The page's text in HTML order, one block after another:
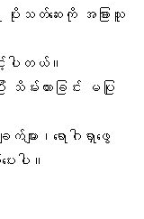
သတ်ဆေးကို အခြားသူ
ပါတယ်။
သိမ်းထားခြင်း မပြု
ျား၊ရောဂါရှာဖွေ
းပါ။